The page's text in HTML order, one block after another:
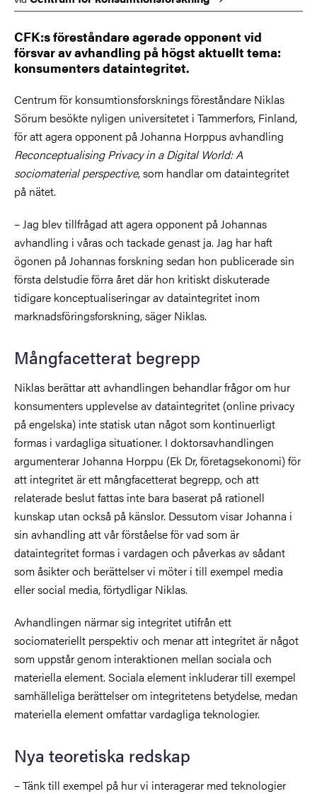
CFK:s föreståndare agerade opponent vid
försvar av avhandling på högst aktuellt tema:
konsumenters dataintegritet.
Centrum för konsumtionsforsknings föreståndare Niklas
Sörum besökte nyligen universitetet i Tammerfors, Finland,
för att agera opponent på Johanna Horppus avhandling
Reconceptualising Privacy in a Digital World: A
sociomaterial perspective, som handlar om dataintegritet
på nätet.
– Jag blev tillfrågad att agera opponent på Johannas
avhandling i våras och tackade genast ja. Jag har haft
ögonen på Johannas forskning sedan hon publicerade sin
första delstudie förra året där hon kritiskt diskuterade
tidigare konceptualiseringar av dataintegritet inom
marknadsföringsforskning, säger Niklas.
Mångfacetterat begrepp
Niklas berättar att avhandlingen behandlar frågor om hur
konsumenters upplevelse av dataintegritet (online privacy
på engelska) inte statisk utan något som kontinuerligt
formas i vardagliga situationer. I doktorsavhandlingen
argumenterar Johanna Horppu (Ek Dr, företagsekonomi) för
att integritet är ett mångfacetterat begrepp, och att
relaterade beslut fattas inte bara baserat på rationell
kunskap utan också på känslor. Dessutom visar Johanna i
sin avhandling att vår förståelse för vad som är
dataintegritet formas i vardagen och påverkas av sådant
som åsikter och berättelser vi möter i till exempel media
eller social media, förtydligar Niklas.
Avhandlingen närmar sig integritet utifrån ett
sociomateriellt perspektiv och menar att integritet är något
som uppstår genom interaktionen mellan sociala och
materiella element. Sociala element inkluderar till exempel
samhälleliga berättelser om integritetens betydelse, medan
materiella element omfattar vardagliga teknologier.
Nya teoretiska redskap
– Tänk till exempel på hur vi interagerar med teknologier